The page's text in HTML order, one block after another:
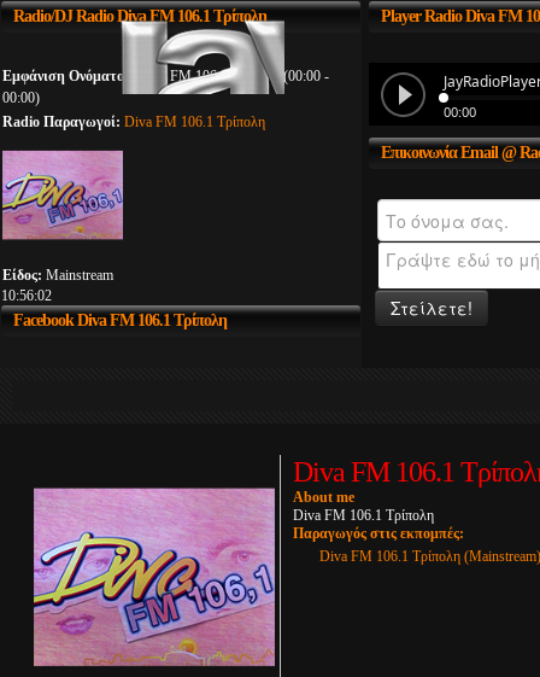
Radio/DJRadio Diva FM 106.1 Τρίπολη
Εμφάνιση Ονόματος:
Diva FM 106.1 Τρίπολη (00:00 -
00:00)
Radio Παραγωγοί: Diva FM 106.1 Τρίπολη
Είδος: Mainstream
10:56:02
FacebookDiva FM 106.1 Τρίπολη
PlayerRadio Diva FM
ΕπικοινωνίαEmail @
Στείλετε!
Diva FM 106.1
About me
Diva FM 106.1 Τρίπολη
Παραγωγός στις εκπομπές:
Diva FM 106.1 Τρίπολη (Mainstream)